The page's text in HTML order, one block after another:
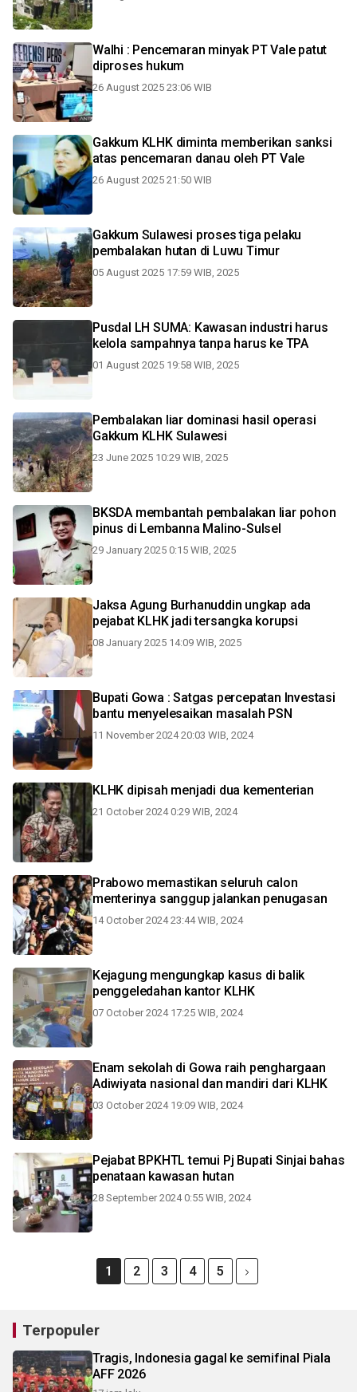
Walhi : Pencemaran minyak PT Vale patut
diproses hukum
26 August 2025 23:06 WIB
Gakkum KLHK diminta memberikan sanksi
atas pencemaran danau oleh PT Vale
26 August 2025 21:50 WIB
Gakkum Sulawesi proses tiga pelaku
pembalakan hutan di Luwu Timur
05 August 2025 17:59 WIB, 2025
Pusdal LH SUMA: Kawasan industri harus
kelola sampahnya tanpa harus ke TPA
01 August 2025 19:58 WIB, 2025
Pembalakan liar dominasi hasil operasi
Gakkum KLHK Sulawesi
23 June 2025 10:29 WIB, 2025
BKSDA membantah pembalakan liar pohon
pinus di Lembanna Malino-Sulsel
29 January 2025 0:15 WIB, 2025
Jaksa Agung Burhanuddin ungkap ada
pejabat KLHK jadi tersangka korupsi
08 January 2025 14:09 WIB, 2025
Bupati Gowa : Satgas percepatan Investasi
bantu menyelesaikan masalah PSN
11 November 2024 20:03 WIB, 2024
KLHK dipisah menjadi dua kementerian
21 October 2024 0:29 WIB, 2024
Prabowo memastikan seluruh calon
menterinya sanggup jalankan penugasan
14 October 2024 23:44 WIB, 2024
Kejagung mengungkap kasus di balik
penggeledahan kantor KLHK
07 October 2024 17:25 WIB, 2024
Enam sekolah di Gowa raih penghargaan
Adiwiyata nasional dan mandiri dari KLHK
03 October 2024 19:09 WIB, 2024
Pejabat BPKHTL temui Pj Bupati Sinjai bahas
penataan kawasan hutan
28 September 2024 0:55 WIB, 2024
1 2 3 4 5
Terpopuler
Tragis, Indonesia gagal ke semifinal Piala
AFF 2026